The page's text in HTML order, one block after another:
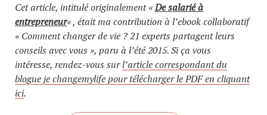
Cet article, intitulé originalement «De salarié à
entrepreneur« , était ma contribution à l’ebook collaboratif
« Comment changer de vie ? 21 experts partagent leurs
conseils avec vous », paru à l’été 2015.Si ça vous
intéresse, rendez-vous surl’article correspondant du
blogue je changemylife pour télécharger le PDF en cliquant
ici.